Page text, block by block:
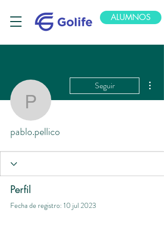
ALUMNOS
pablo.pellico
Seguir
pablo.pellico
Perfil
Fecha de registro: 10 jul 2023